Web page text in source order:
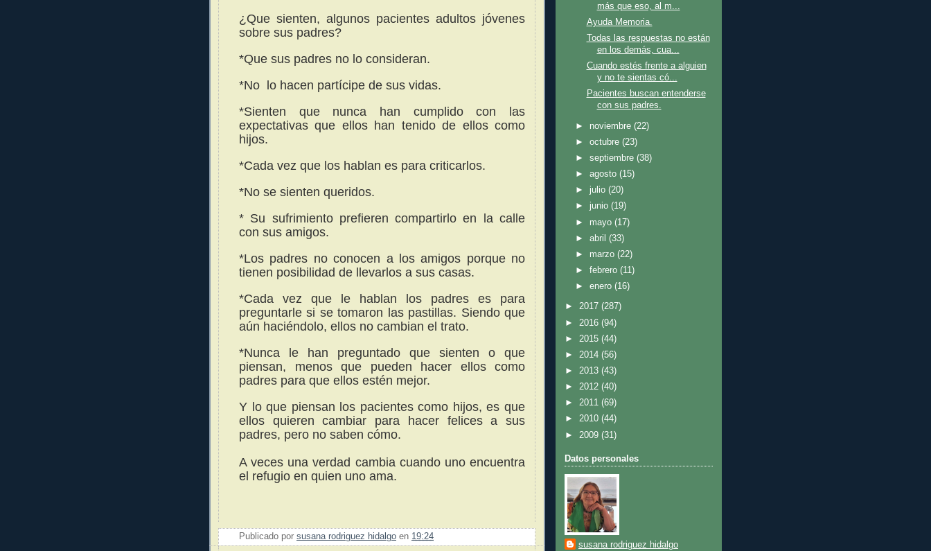
¿Que sienten, algunos pacientes adultos jóvenes
sobre sus padres?
*Que sus padres no lo consideran.
*No lo hacen partícipe de sus vidas.
*Sienten que nunca han cumplido con las
expectativas que ellos han tenido de ellos como
hijos.
*Cada vez que los hablan es para criticarlos.
*No se sienten queridos.
* Su sufrimiento prefieren compartirlo en la calle
con sus amigos.
*Los padres no conocen a los amigos porque no
tienen posibilidad de llevarlos a sus casas.
*Cada vez que le hablan los padres es para
preguntarle si se tomaron las pastillas. Siendo que
aún haciéndolo, ellos no cambian el trato.
*Nunca le han preguntado que sienten o que
piensan, menos que pueden hacer ellos como
padres para que ellos estén mejor.
Y lo que piensan los pacientes como hijos, es que
ellos quieren cambiar para hacer felices a sus
padres, pero no saben cómo.
A veces una verdad cambia cuando uno encuentra
el refugio en quien uno ama.
Publicado por susana rodriguez hidalgo en 19:24
más que eso, al m...
Ayuda Memoria.
Todas las respuestas no están
en los demás, cua...
Cuando estés frente a alguien
y no te sientas có...
Pacientes buscan entenderse
con sus padres.
► noviembre(22)
►octubre(23)
►septiembre(38)
►agosto(15)
► julio(20)
► junio(19)
► mayo(17)
►abril(33)
► marzo(22)
►febrero(11)
►enero(16)
► 2017 (287)
► 2016 (94)
► 2015 (44)
► 2014 (56)
► 2013 (43)
► 2012 (40)
► 2011 (69)
► 2010 (44)
► 2009 (31)
Datos personales
susana rodriguez hidalgo